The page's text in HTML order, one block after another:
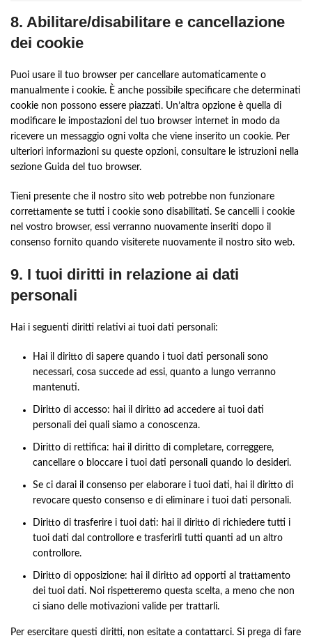
8. Abilitare/disabilitare e cancellazione
dei cookie
Puoi usare il tuo browser per cancellare automaticamente o
manualmente i cookie. È anche possibile specificare che determinati
cookie non possono essere piazzati. Un’altra opzione è quella di
modificare le impostazioni del tuo browser internet in modo da
ricevere un messaggio ogni volta che viene inserito un cookie. Per
ulteriori informazioni su queste opzioni, consultare le istruzioni nella
sezione Guida del tuo browser.
Tieni presente che il nostro sito web potrebbe non funzionare
correttamente se tutti i cookie sono disabilitati. Se cancelli i cookie
nel vostro browser, essi verranno nuovamente inseriti dopo il
consenso fornito quando visiterete nuovamente il nostro sito web.
9. I tuoi diritti in relazione ai dati
personali
Hai i seguenti diritti relativi ai tuoi dati personali:
Hai il diritto di sapere quando i tuoi dati personali sono
necessari, cosa succede ad essi, quanto a lungo verranno
mantenuti.
Diritto di accesso: hai il diritto ad accedere ai tuoi dati
personali dei quali siamo a conoscenza.
Diritto di rettifica: hai il diritto di completare, correggere,
cancellare o bloccare i tuoi dati personali quando lo desideri.
Se ci darai il consenso per elaborare i tuoi dati, hai il diritto di
revocare questo consenso e di eliminare i tuoi dati personali.
Diritto di trasferire i tuoi dati: hai il diritto di richiedere tutti i
tuoi dati dal controllore e trasferirli tutti quanti ad un altro
controllore.
Diritto di opposizione: hai il diritto ad opporti al trattamento
dei tuoi dati. Noi rispetteremo questa scelta, a meno che non
ci siano delle motivazioni valide per trattarli.
Per esercitare questi diritti, non esitate a contattarci. Si prega di fare